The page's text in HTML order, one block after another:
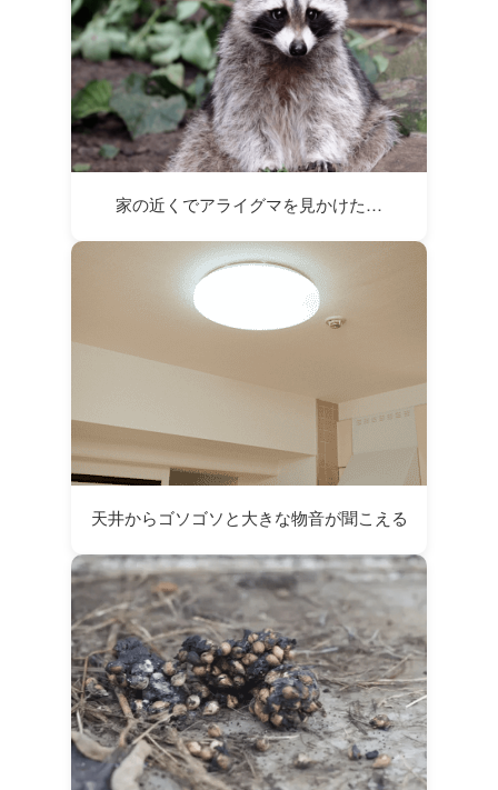
家の近くでアライグマを見かけた…
天井からゴソゴソと大きな物音が聞こえる